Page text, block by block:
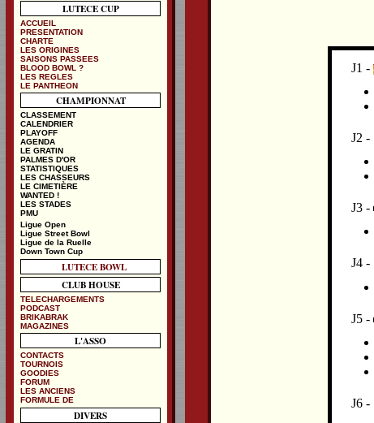
J1 -
J2 -
J3 -
J4 -
J5 -
J6 -
LUTECE CUP
ACCUEIL
PRESENTATION
CHARTE
LES ORIGINES
SAISONS PASSEES
BLOOD BOWL ?
LES REGLES
LE PANTHEON
CHAMPIONNAT
CLASSEMENT
CALENDRIER
PLAYOFF
AGENDA
LE GRATIN
PALMES D'OR
STATISTIQUES
LES CHASSEURS
LE CIMETIÈRE
WANTED !
LES STADES
PMU
Ligue Open
Ligue Street Bowl
Ligue de la Ruelle
Down Town Cup
LUTECE BOWL
CLUB HOUSE
TELECHARGEMENTS
PODCAST
BRIKABRAK
MAGAZINES
L'ASSO
CONTACTS
TOURNOIS
GOODIES
FORUM
LES ANCIENS
FORMULE DE
DIVERS